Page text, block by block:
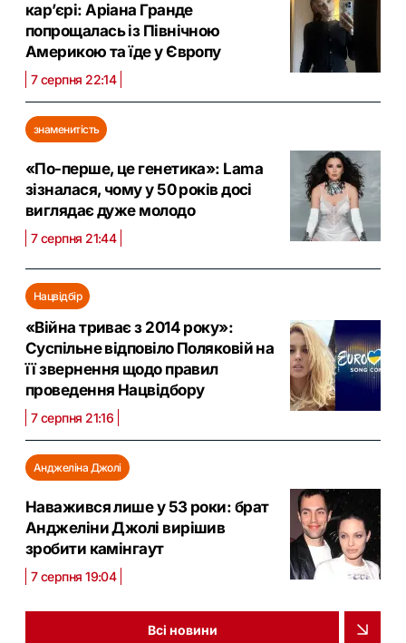
кар’єрі: Аріана Гранде
попрощалась із Північною
Америкою та їде у Європу
7 серпня 22:14
знаменитість
«По-перше, це генетика»: Lama
зізналася, чому у 50 років досі
виглядає дуже молодо
7 серпня 21:44
Нацвідбір
«Війна триває з 2014 року»:
Суспільне відповіло Поляковій на
її звернення щодо правил
проведення Нацвідбору
7 серпня 21:16
Анджеліна Джолі
Наважився лише у 53 роки: брат
Анджеліни Джолі вирішив
зробити камінгаут
7 серпня 19:04
Всі новини